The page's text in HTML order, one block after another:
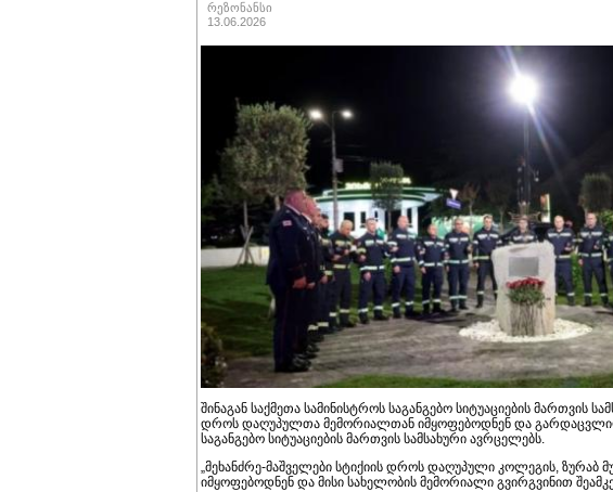
რეზონანსი
13.06.2026
შინაგან საქმეთა სამინისტროს საგანგებო სიტუაციების მართვის
დროს დაღუპულთა მემორიალთან იმყოფებოდნენ და
საგანგებო სიტუაციების მართვის სამსახური ავრცელებს.
„მეხანძრე-მაშველები სტიქიის დროს დაღუპული კოლეგის, ზურაბ
იმყოფებოდნენ და მისი სახელობის მემორიალი გვირგვინით